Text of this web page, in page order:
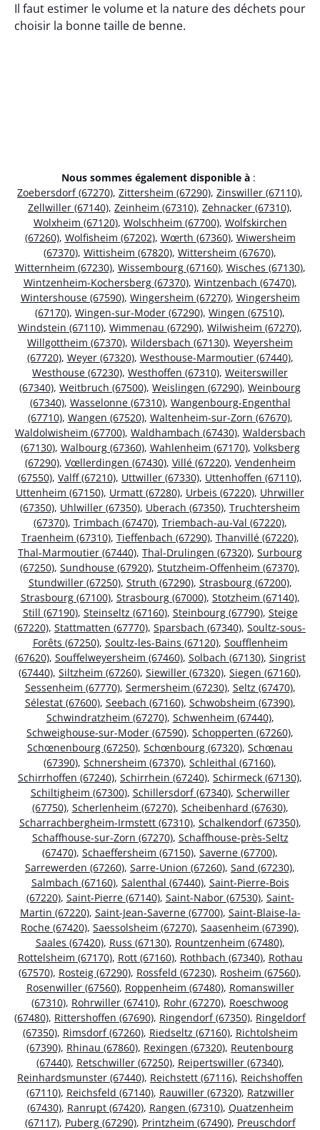
Il faut estimer le volume et la nature des déchets pour
choisir la bonne taille de benne.
Nous sommes également disponible à :
Zoebersdorf (67270), Zittersheim (67290), Zinswiller (67110),
Zellwiller (67140), Zeinheim (67310), Zehnacker (67310),
Wolxheim (67120), Wolschheim (67700), Wolfskirchen
(67260), Wolfisheim (67202), Wœrth (67360), Wiwersheim
(67370), Wittisheim (67820), Wittersheim (67670),
Witternheim (67230), Wissembourg (67160), Wisches (67130),
Wintzenheim-Kochersberg (67370), Wintzenbach (67470),
Wintershouse (67590), Wingersheim (67270), Wingersheim
(67170), Wingen-sur-Moder (67290), Wingen (67510),
Windstein (67110), Wimmenau (67290), Wilwisheim (67270),
Willgottheim (67370), Wildersbach (67130), Weyersheim
(67720), Weyer (67320), Westhouse-Marmoutier (67440),
Westhouse (67230), Westhoffen (67310), Weiterswiller
(67340), Weitbruch (67500), Weislingen (67290), Weinbourg
(67340), Wasselonne (67310), Wangenbourg-Engenthal
(67710), Wangen (67520), Waltenheim-sur-Zorn (67670),
Waldolwisheim (67700), Waldhambach (67430), Waldersbach
(67130), Walbourg (67360), Wahlenheim (67170), Volksberg
(67290), Vœllerdingen (67430), Villé (67220), Vendenheim
(67550), Valff (67210), Uttwiller (67330), Uttenhoffen (67110),
Uttenheim (67150), Urmatt (67280), Urbeis (67220), Uhrwiller
(67350), Uhlwiller (67350), Uberach (67350), Truchtersheim
(67370), Trimbach (67470), Triembach-au-Val (67220),
Traenheim (67310), Tieffenbach (67290), Thanvillé (67220),
Thal-Marmoutier (67440), Thal-Drulingen (67320), Surbourg
(67250), Sundhouse (67920), Stutzheim-Offenheim (67370),
Stundwiller (67250), Struth (67290), Strasbourg (67200),
Strasbourg (67100), Strasbourg (67000), Stotzheim (67140),
Still (67190), Steinseltz (67160), Steinbourg (67790), Steige
(67220), Stattmatten (67770), Sparsbach (67340), Soultz-sous-
Forêts (67250), Soultz-les-Bains (67120), Soufflenheim
(67620), Souffelweyersheim (67460), Solbach (67130), Singrist
(67440), Siltzheim (67260), Siewiller (67320), Siegen (67160),
Sessenheim (67770), Sermersheim (67230), Seltz (67470),
Sélestat (67600), Seebach (67160), Schwobsheim (67390),
Schwindratzheim (67270), Schwenheim (67440),
Schweighouse-sur-Moder (67590), Schopperten (67260),
Schœnenbourg (67250), Schœnbourg (67320), Schœnau
(67390), Schnersheim (67370), Schleithal (67160),
Schirrhoffen (67240), Schirrhein (67240), Schirmeck (67130),
Schiltigheim (67300), Schillersdorf (67340), Scherwiller
(67750), Scherlenheim (67270), Scheibenhard (67630),
Scharrachbergheim-Irmstett (67310), Schalkendorf (67350),
Schaffhouse-sur-Zorn (67270), Schaffhouse-près-Seltz
(67470), Schaeffersheim (67150), Saverne (67700),
Sarrewerden (67260), Sarre-Union (67260), Sand (67230),
Salmbach (67160), Salenthal (67440), Saint-Pierre-Bois
(67220), Saint-Pierre (67140), Saint-Nabor (67530), Saint-
Martin (67220), Saint-Jean-Saverne (67700), Saint-Blaise-la-
Roche (67420), Saessolsheim (67270), Saasenheim (67390),
Saales (67420), Russ (67130), Rountzenheim (67480),
Rottelsheim (67170), Rott (67160), Rothbach (67340), Rothau
(67570), Rosteig (67290), Rossfeld (67230), Rosheim (67560),
Rosenwiller (67560), Roppenheim (67480), Romanswiller
(67310), Rohrwiller (67410), Rohr (67270), Roeschwoog
(67480), Rittershoffen (67690), Ringendorf (67350), Ringeldorf
(67350), Rimsdorf (67260), Riedseltz (67160), Richtolsheim
(67390), Rhinau (67860), Rexingen (67320), Reutenbourg
(67440), Retschwiller (67250), Reipertswiller (67340),
Reinhardsmunster (67440), Reichstett (67116), Reichshoffen
(67110), Reichsfeld (67140), Rauwiller (67320), Ratzwiller
(67430), Ranrupt (67420), Rangen (67310), Quatzenheim
(67117), Puberg (67290), Printzheim (67490), Preuschdorf